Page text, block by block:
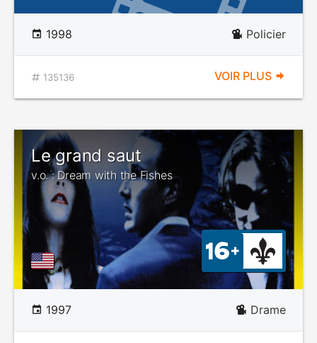
1998 Policier
135136 VOIR PLUS
Le grand saut
v.o. : Dream with the Fishes
1997 Drame